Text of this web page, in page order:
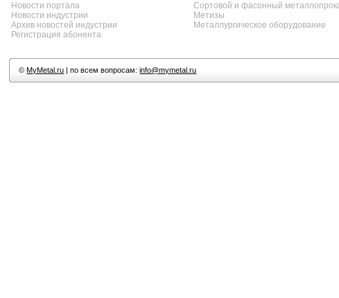
Новости портала
Новости индустрии
Архив новостей индустрии
Регистрация абонента
Сортовой и фасонный
Метизы
Металлургическое оборудование
©MyMetal.ru | по всем вопросам:info@mymetal.ru